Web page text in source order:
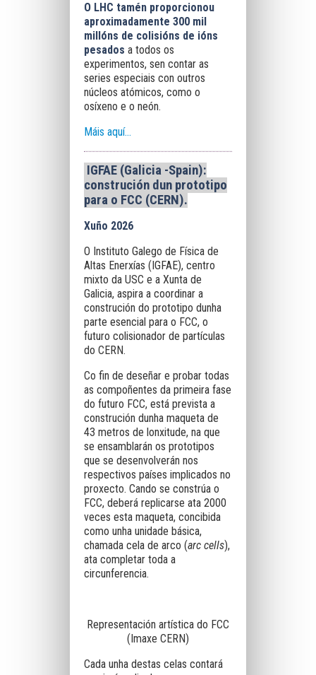
O LHC tamén proporcionou
aproximadamente 300 mil
millóns de colisións de ións
pesados a todos os
experimentos, sen contar as
series especiais con outros
núcleos atómicos, como o
osíxeno e o neón.
Máis aquí...
IGFAE (Galicia -Spain):
construción dun prototipo
para o FCC (CERN).
Xuño 2026
O Instituto Galego de Física de
Altas Enerxías (IGFAE), centro
mixto da USC e a Xunta de
Galicia, aspira a coordinar a
construción do prototipo dunha
parte esencial para o FCC, o
futuro colisionador de partículas
do CERN.
Co fin de deseñar e probar todas
as compoñentes da primeira fase
do futuro FCC, está prevista a
construción dunha maqueta de
43 metros de lonxitude, na que
se ensamblarán os prototipos
que se desenvolverán nos
respectivos países implicados no
proxecto. Cando se constrúa o
FCC, deberá replicarse ata 2000
veces esta maqueta, concibida
como unha unidade básica,
chamada cela de arco (arc cells),
ata completar toda a
circunferencia.
Representación artística do FCC
(Imaxe CERN)
Cada unha destas celas contará